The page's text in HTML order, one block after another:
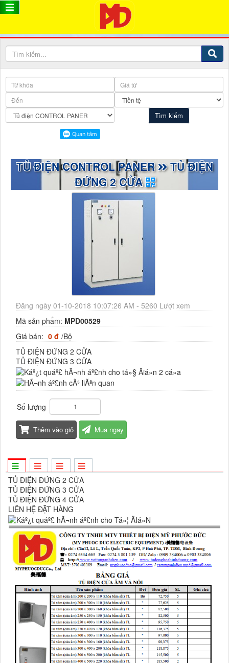
TỦ ĐIỆN CONTROL PANER
TỦ ĐIỆN
ĐỨNG 2 CỬA
Đăng ngày 01-10-2018 10:07:26 AM - 5260 Lượt xem
Mã sản phẩm: MPD00529
Giá bán: 0 đ /Bộ
TỦ ĐIỆN ĐỨNG 2 CỬA
TỦ ĐIỆN ĐỨNG 3 CỬA
Số lượng
Thêm vào giỏ Mua ngay
TỦ ĐIỆN ĐỨNG 2 CỬA
TỦ ĐIỆN ĐỨNG 3 CỬA
TỦ ĐIỆN ĐỨNG 4 CỬA
LIÊN HỆ ĐẶT HÀNG